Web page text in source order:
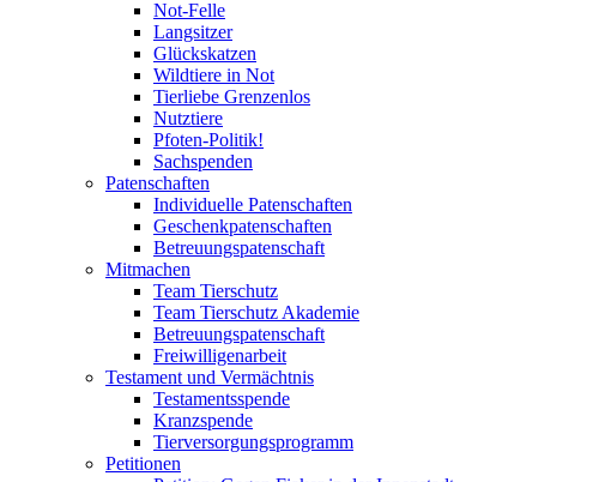
Not-Felle
Langsitzer
Glückskatzen
Wildtiere in Not
Tierliebe Grenzenlos
Nutztiere
Pfoten-Politik!
Sachspenden
Patenschaften
Individuelle Patenschaften
Geschenkpatenschaften
Betreuungspatenschaft
Mitmachen
Team Tierschutz
Team Tierschutz Akademie
Betreuungspatenschaft
Freiwilligenarbeit
Testament und Vermächtnis
Testamentsspende
Kranzspende
Tierversorgungsprogramm
Petitionen